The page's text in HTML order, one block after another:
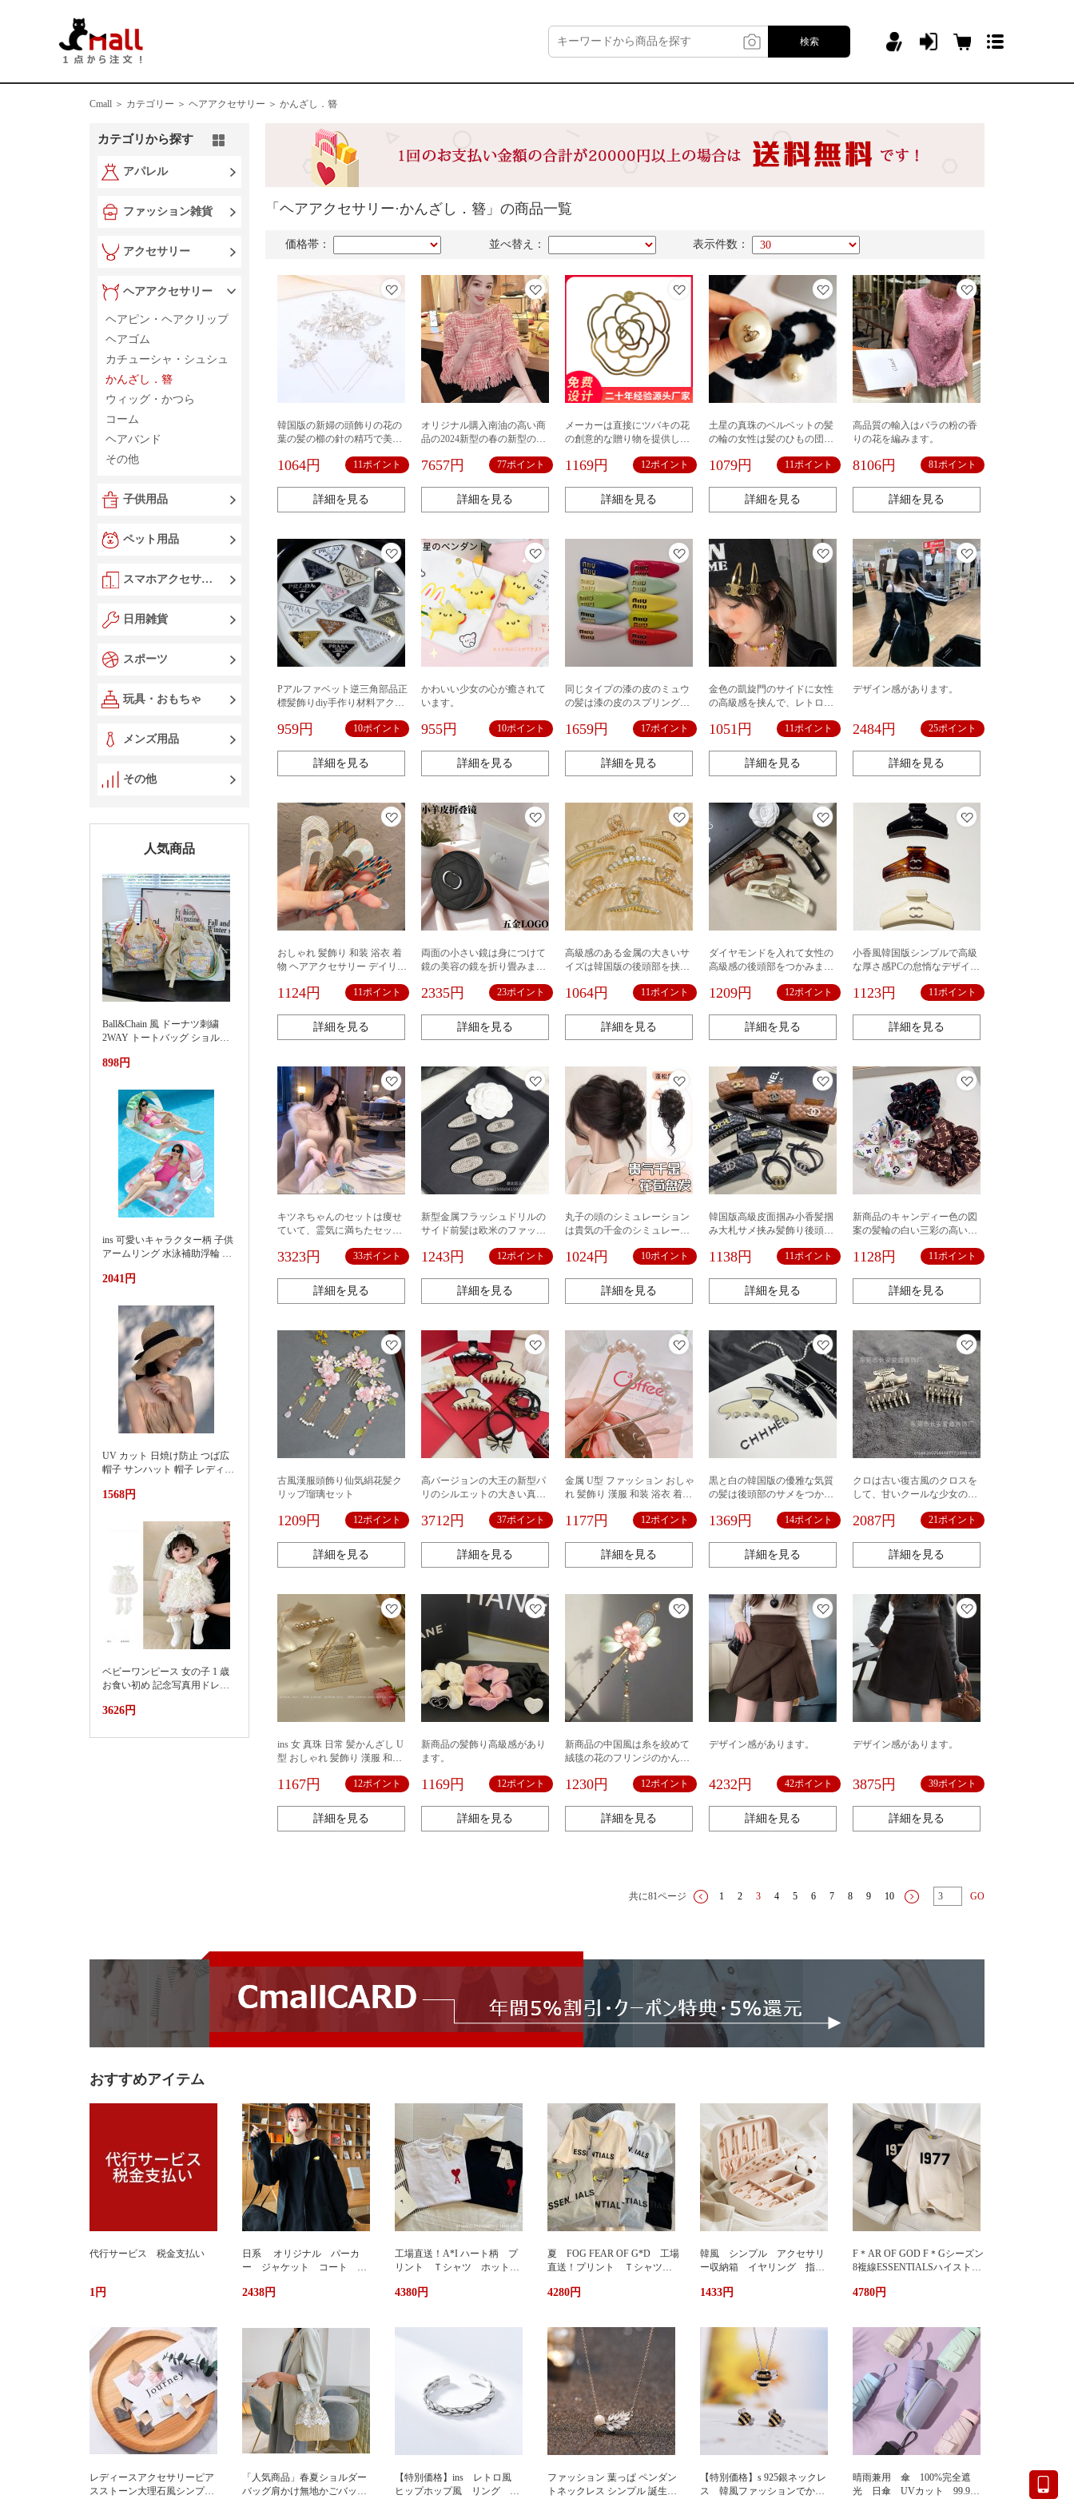
検索
Cmall ＞ カテゴリー ＞ ヘアアクセサリー ＞ かんざし．簪
カテゴリから探す
アパレル
ファッション雑貨
アクセサリー
ヘアアクセサリー
ヘアピン・ヘアクリップ
ヘアゴム
カチューシャ・シュシュ
かんざし．簪
ウィッグ・かつら
コーム
ヘアバンド
その他
子供用品
ペット用品
スマホアクセサリー
日用雑貨
スポーツ
玩具・おもちゃ
メンズ用品
その他
人気商品
Ball&Chain 風 ドーナツ刺繍
2WAY トートバッグ ショルダ
ッグ 大容量通勤カバン夏季新
搭通勤小众大容量单肩购物袋
898円
ins 可愛いキャラクター柄 子供
アームリング 水泳補助浮輪 プ
池遮阳蓬浮床充气浮排男女水
2041円
UV カット 日焼け防止 つば広
帽子 サンハット 帽子 レディー
好看防晒显脸小沙滩海边防紫
1568円
ベビーワンピース 女の子 1 歳
お食い初め 記念写真用ドレス
周礼服裙子婴儿夏装连衣裙蛋
3626円
「ヘアアクセサリー·かんざし．簪」の商品一覧
価格帯： 並べ替え： 表示件数：
韓国版の新婦の頭飾りの花の
葉の髪の櫛の針の精巧で美し
花のかんざしのセット
1064円 11ポイント
詳細を見る
オリジナル購入南油の高い商
品の2024新型の春の新型のピ
7657円 77ポイント
詳細を見る
メーカーは直接にツバキの花
の創意的な贈り物を提供しま
1169円 12ポイント
詳細を見る
土星の真珠のベルベットの髪
の輪の女性は髪のひもの団子
1079円 11ポイント
詳細を見る
高品質の輸入はバラの粉の香
りの花を編みます。
8106円 81ポイント
詳細を見る
Pアルファベット逆三角部品正
標髪飾りdiy手作り材料アクセ
メル
959円 10ポイント
詳細を見る
かわいい少女の心が癒されて
います。
955円 10ポイント
詳細を見る
同じタイプの漆の皮のミュウ
の髪は漆の皮のスプリングを
1659円 17ポイント
詳細を見る
金色の凱旋門のサイドに女性
の高級感を挟んで、レトロな
ます。
1051円 11ポイント
詳細を見る
デザイン感があります。
2484円 25ポイント
詳細を見る
おしゃれ 髪飾り 和装 浴衣 着
物 ヘアアクセサリー デイリー
プレゼント
1124円 11ポイント
詳細を見る
両面の小さい鏡は身につけて
鏡の美容の鏡を折り畳みま
2335円 23ポイント
詳細を見る
高級感のある金属の大きいサ
イズは韓国版の後頭部を挟み
1064円 11ポイント
詳細を見る
ダイヤモンドを入れて女性の
高級感の後頭部をつかみま
1209円 12ポイント
詳細を見る
小香風韓国版シンプルで高級
な厚さ感PCの怠惰なデザイン
大衆ネットレッドを挟む
1123円 11ポイント
詳細を見る
キツネちゃんのセットは痩せ
ていて、霊気に満ちたセット
3323円 33ポイント
詳細を見る
新型金属フラッシュドリルの
サイド前髪は欧米のファッシ
1243円 12ポイント
詳細を見る
丸子の頭のシミュレーション
は貴気の千金のシミュレーシ
1024円 10ポイント
詳細を見る
韓国版高級皮面掴み小香髪掴
み大札サメ挟み髪飾り後頭部
1138円 11ポイント
詳細を見る
新商品のキャンディー色の図
案の髪輪の白い三彩の高い顔
筋を刺します。
1128円 11ポイント
詳細を見る
古風漢服頭飾り仙気絹花髪ク
リップ瑠璃セット
1209円 12ポイント
詳細を見る
高バージョンの大王の新型パ
リのシルエットの大きい真珠
ヘアピンの優雅な気質のサメ
3712円 37ポイント
詳細を見る
金属 U型 ファッション おしゃ
れ 髪飾り 漢服 和装 浴衣 着物
んざし 簪 まとめ髪 お土産 プ
1177円 12ポイント
詳細を見る
黒と白の韓国版の優雅な気質
の髪は後頭部のサメをつかん
1369円 14ポイント
詳細を見る
クロは古い復古風のクロスを
して、甘いクールな少女の後
ョンをつかみます。
2087円 21ポイント
詳細を見る
ins 女 真珠 日常 髪かんざし U
型 おしゃれ 髪飾り 漢服 和装
イリー かんざし 簪 まとめ髪
1167円 12ポイント
詳細を見る
新商品の髪飾り高級感があり
ます。
1169円 12ポイント
詳細を見る
新商品の中国風は糸を絞めて
絨毯の花のフリンジのかんざ
髪飾りの漢服のアクセサリー
1230円 12ポイント
詳細を見る
デザイン感があります。
4232円 42ポイント
詳細を見る
デザイン感があります。
3875円 39ポイント
詳細を見る
1 2 3 4 5 6 7 8 9 10
共に81ページ GO
おすすめアイテム
代行サービス 税金支払い
1円
日系 オリジナル パーカ
ー ジャケット コート 暖
ス ユニセックス 男女兼用
2438円
工場直送！A*I ハート柄 プ
リント Ｔシャツ ホットプ
ニセックス おしゃれ スト
4380円
夏 FOG FEAR OF G*D 工場
直送！プリント Ｔシャツ
兼用 ユニセックス おしゃ
4280円
韓風 シンプル アクセサリ
ー収納箱 イヤリング 指
ックス ジュエリーケース ジ
い 小物入れ イアリン
グ ピアス 首飾り アクセ
サリー ケース
1433円
F＊AR OF GOD F＊Gシーズン
8複線ESSENTIALSハイストリ
ツカップル半袖
4780円
レディースアクセサリーピア
スストーン大理石風シンプル
「人気商品」春夏ショルダー
バッグ肩かけ無地かごバッグ
【特別価格】ins レトロ風
ヒップホップ風 リング シ
ファッション 葉っぱ ペンダン
トネックレス シンプル 誕生日
【特別価格】s 925銀ネックレ
ス 韓風ファッションでかわ
晴雨兼用 傘 100%完全遮
光 日傘 UVカット 99.9%